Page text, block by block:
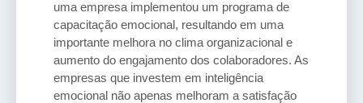
uma empresa implementou um programa de
capacitação emocional, resultando em uma
importante melhora no clima organizacional e
aumento do engajamento dos colaboradores. As
empresas que investem em inteligência
emocional não apenas melhoram a satisfação